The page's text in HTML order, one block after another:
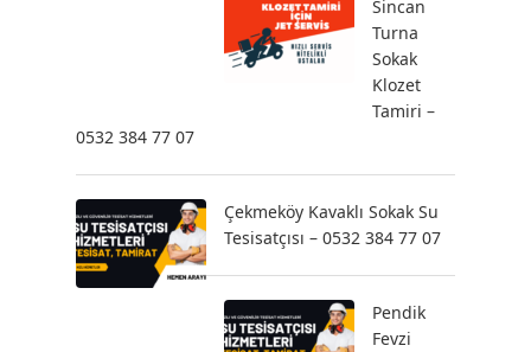
Sincan
Turna
Sokak
Klozet
Tamiri –
0532 384 77 07
Çekmeköy Kavaklı Sokak Su
Tesisatçısı – 0532 384 77 07
Pendik
Fevzi